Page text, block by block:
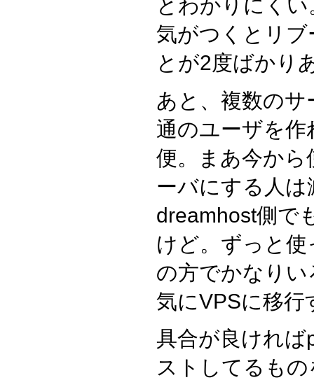
とわかりにく
気がつくとリ
とが2度ばかり
あと、複数の
通のユーザを
便。まあ今か
ーバにする人
dreamhost側で
けど。ずっと
の方でかなり
気にVPSに移行
具合が良ければ
ストしてるも